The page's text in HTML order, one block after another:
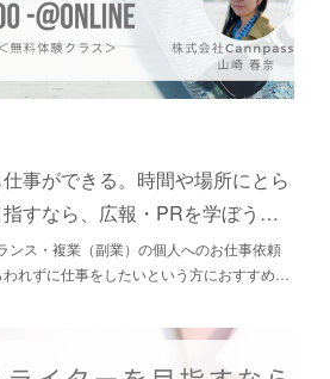
事ができる。時間や場所にとら
すなら、広報・PRを学ぼう…
ンス・複業（副業）の個人へのお仕事依頼
れずに仕事をしたいという方におすすめ…